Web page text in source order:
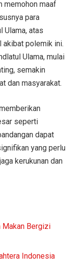
memohon maaf
para
Ulama, atas
akibat polemik ini.
Ulama, mulai
semakin
dan masyarakat.
seperti
dapat
yang perlu
kerukunan dan
Makan Bergizi
Indonesia